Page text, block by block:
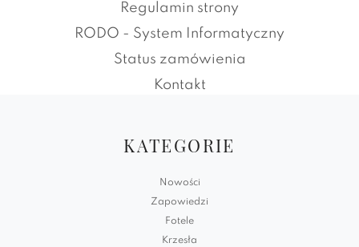
Regulamin strony
RODO - System Informatyczny
Status zamówienia
Kontakt
KATEGORIE
Nowości
Zapowiedzi
Fotele
Krzesła